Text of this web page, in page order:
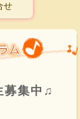
せ
募集中♫